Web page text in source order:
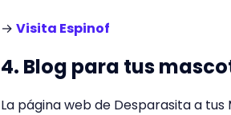
→ Visita Espinof
4. Blog para tus
La página web de Desparasita a